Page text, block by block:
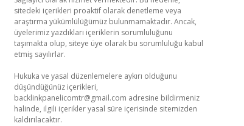
sitedeki içerikleri proaktif olarak denetleme veya
araştırma yükümlülüğümüz bulunmamaktadır. Ancak,
üyelerimiz yazdıkları içeriklerin sorumluluğunu
taşımakta olup, siteye üye olarak bu sorumluluğu kabul
etmiş sayılırlar.
Hukuka ve yasal düzenlemelere aykırı olduğunu
düşündüğünüz içerikleri,
backlinkpanelicomtr@gmail.com adresine bildirmeniz
halinde, ilgili içerikler yasal süre içerisinde sitemizden
kaldırılacaktır.